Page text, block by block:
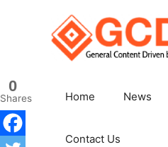
Home News
Contact Us
0
Shares